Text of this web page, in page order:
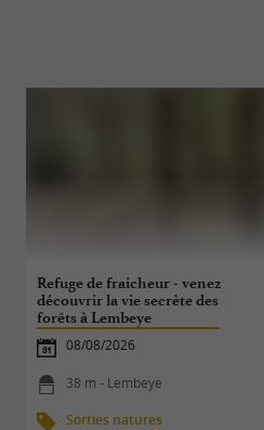
Refuge de fraicheur - venez
découvrir la vie secrète des
forêts à Lembeye
08/08/2026
38 m - Lembeye
Sorties natures